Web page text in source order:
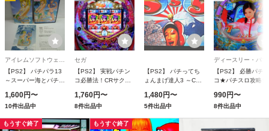
アイレムソフトウェアエンジニアリング
【PS2】 パチパラ13
～スーパー海とパチプ
1,600円〜
10件出品中
セガ
【PS2】 実戦パチン
コ必勝法！CRサクラ
1,760円〜
8件出品中
【PS2】 パチってち
ょんまげ達人3 ～CR
極編～
1,480円〜
5件出品中
【PS2】 必勝パチン
コ★パチスロ攻略シ
弥
990円〜
8件出品中
もうすぐ終了 もうすぐ終了